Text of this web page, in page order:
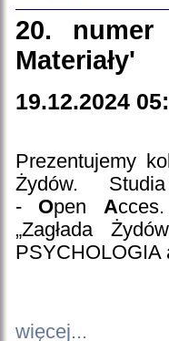
20. numer
Materiały'
19.12.2024
Prezentujemy
Żydów.
- Open A
„Zagłada
PSYCHOLOGIA
więcej...